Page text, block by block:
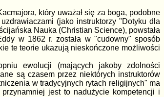
który uważał się za boga, podobne
(jako instruktorzy "Dotyku dla
Nauka (Christian Science), powstała
w 1862 r. została w "cudowny" sposób
te teorie ukazują nieskończone możliwości
ewolucji (mających jakoby zdolności
są czasem przez niektórych instruktorów
w tradycyjnych rytach religijnych" ma
jest to nadużycie kompetencji i